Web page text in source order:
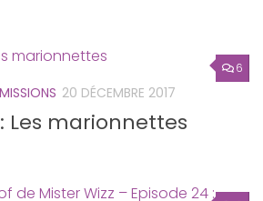
6
20 DÉCEMBRE 2017
Les marionnettes